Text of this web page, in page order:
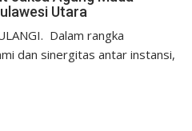
Utara
Dalam rangka
dan sinergitas antar instansi,